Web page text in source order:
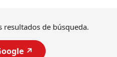
resultados de búsqueda.
↗️